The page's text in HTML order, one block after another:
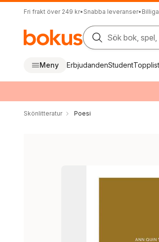
Fri frakt över 249 kr• Snabba leveranser•
Sök bok,
Meny ErbjudandenStudent
Skönlitteratur Poesi